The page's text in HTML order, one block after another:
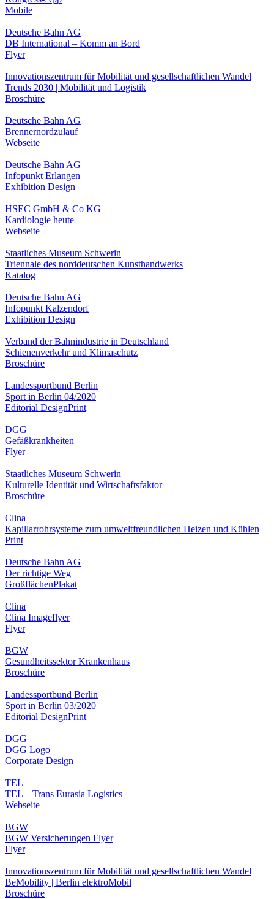
Mobile
Deutsche Bahn AG
DB International – Komm an Bord
Flyer
Innovationszentrum für Mobilität und gesellschaftlichen Wandel
Trends 2030 | Mobilität und Logistik
Broschüre
Deutsche Bahn AG
Brennernordzulauf
Webseite
Deutsche Bahn AG
Infopunkt Erlangen
Exhibition Design
HSEC GmbH & Co KG
Kardiologie heute
Webseite
Staatliches Museum Schwerin
Triennale des norddeutschen Kunsthandwerks
Katalog
Deutsche Bahn AG
Infopunkt Kalzendorf
Exhibition Design
Verband der Bahnindustrie in Deutschland
Schienenverkehr und Klimaschutz
Broschüre
Landessportbund Berlin
Sport in Berlin 04/2020
Editorial DesignPrint
DGG
Gefäßkrankheiten
Flyer
Staatliches Museum Schwerin
Kulturelle Identität und Wirtschaftsfaktor
Broschüre
Clina
Kapillarrohrsysteme zum umweltfreundlichen Heizen und Kühlen
Print
Deutsche Bahn AG
Der richtige Weg
GroßflächenPlakat
Clina
Clina Imageflyer
Flyer
BGW
Gesundheitssektor Krankenhaus
Broschüre
Landessportbund Berlin
Sport in Berlin 03/2020
Editorial DesignPrint
DGG
DGG Logo
Corporate Design
TEL
TEL – Trans Eurasia Logistics
Webseite
BGW
BGW Versicherungen Flyer
Flyer
Innovationszentrum für Mobilität und gesellschaftlichen Wandel
BeMobility | Berlin elektroMobil
Broschüre